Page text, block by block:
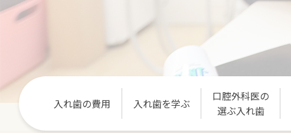
入れ歯の費用 入れ歯を学ぶ
口腔外科医の
選ぶ入れ歯